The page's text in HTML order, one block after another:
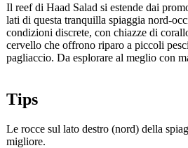
Il reef di Haad Salad si estende dai
lati di questa tranquilla spiaggia nord-
condizioni discrete, con chiazze di
cervello che offrono riparo a piccoli
pagliaccio. Da esplorare al meglio con
Tips
Le rocce sul lato destro (nord) della
migliore.